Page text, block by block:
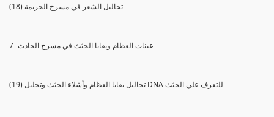
(18) تحاليل الشعر في مسرح الجريمة
7- عينات العظام وبقايا الجثث في مسرح الحادث
(19) تحاليل بقايا العظام وأشلاء الجثث وتحليل DNA للتعرف علي الجثث